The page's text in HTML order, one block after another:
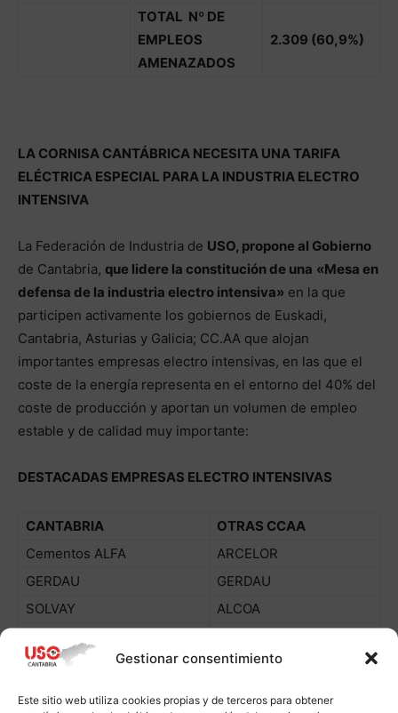
Gestionar consentimiento
Este sitio web utiliza cookies propias y de terceros para obtener
TOTAL Nº DE
EMPLEOS
AMENAZADOS
2.309 (60,9%)
LA CORNISA CANTÁBRICA NECESITA UNA TARIFA
ELÉCTRICA ESPECIAL PARA LA INDUSTRIA ELECTRO
INTENSIVA
La Federación de Industria de USO, propone al Gobierno
de Cantabria, que lidere la constitución de una «Mesa en
defensa de la industria electro intensiva» en la que
participen activamente los gobiernos de Euskadi,
Cantabria, Asturias y Galicia; CC.AA que alojan
importantes empresas electro intensivas, en las que el
coste de la energía representa en el entorno del 40% del
coste de producción y aportan un volumen de empleo
estable y de calidad muy importante:
DESTACADAS EMPRESAS ELECTRO INTENSIVAS
CANTABRIA
OTRAS CCAA
Cementos ALFA
ARCELOR
GERDAU
GERDAU
SOLVAY
ALCOA
CEMENTOS TUDELA